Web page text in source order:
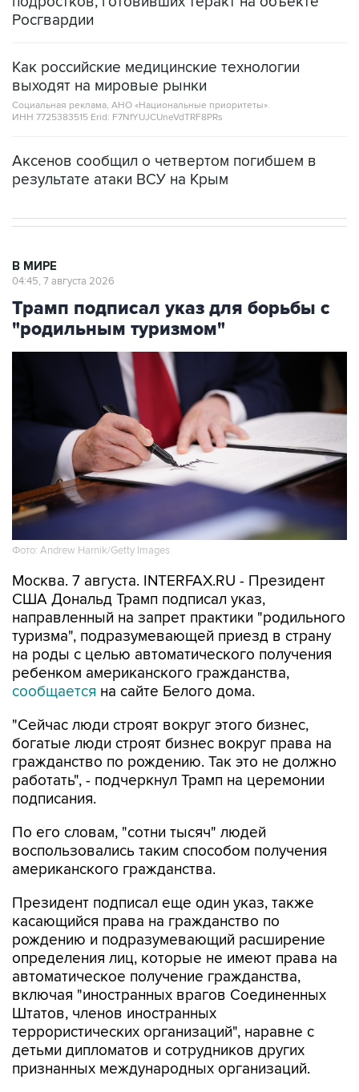
Росгвардии
Как российские медицинские технологии
выходят на мировые рынки
Социальная реклама, АНО «Национальные приоритеты».
ИНН 7725383515 Erid: F7NfYUJCUneVdTRF8PRs
Аксенов сообщил о четвертом погибшем в
результате атаки ВСУ на Крым
В МИРЕ
04:45, 7 августа 2026
Трамп подписал указ для борьбы с
"родильным туризмом"
Фото: Andrew Harnik/Getty Images
Москва. 7 августа. INTERFAX.RU - Президент
США Дональд Трамп подписал указ,
направленный на запрет практики "родильного
туризма", подразумевающей приезд в страну
на роды с целью автоматического получения
ребенком американского гражданства,
сообщается на сайте Белого дома.
"Сейчас люди строят вокруг этого бизнес,
богатые люди строят бизнес вокруг права на
гражданство по рождению. Так это не должно
работать", - подчеркнул Трамп на церемонии
подписания.
По его словам, "сотни тысяч" людей
воспользовались таким способом получения
американского гражданства.
Президент подписал еще один указ, также
касающийся права на гражданство по
рождению и подразумевающий расширение
определения лиц, которые не имеют права на
автоматическое получение гражданства,
включая "иностранных врагов Соединенных
Штатов, членов иностранных
террористических организаций", наравне с
детьми дипломатов и сотрудников других
признанных международных организаций.